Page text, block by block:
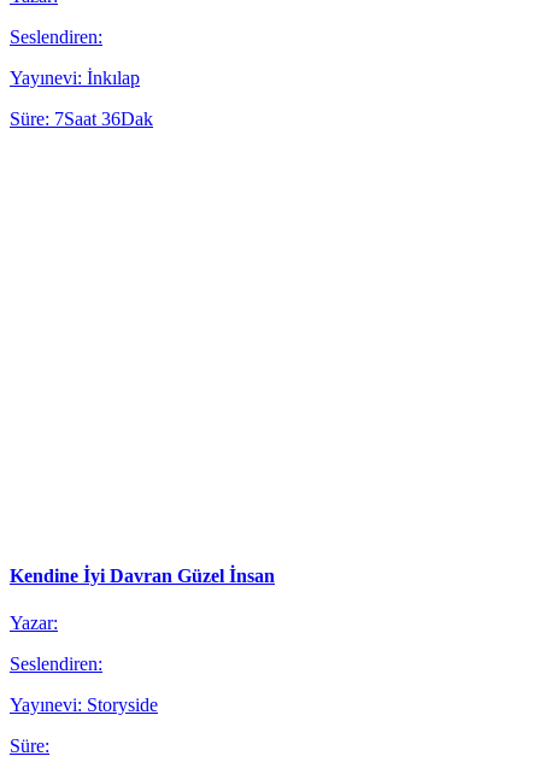
Seslendiren:
Yayınevi: İnkılap
Süre: 7Saat 36Dak
Kendine İyi Davran Güzel İnsan
Yazar:
Seslendiren:
Yayınevi: Storyside
Süre: